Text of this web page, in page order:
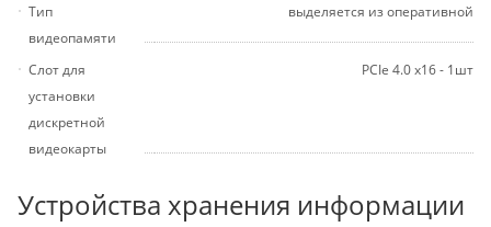
Тип
видеопамяти
выделяется из оперативной
Слот для
установки
дискретной
видеокарты
PCIe 4.0 x16 - 1шт
Устройства хранения информации